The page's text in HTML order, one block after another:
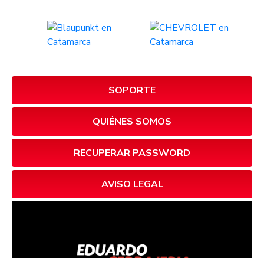
SOPORTE
QUIÉNES SOMOS
RECUPERAR PASSWORD
AVISO LEGAL